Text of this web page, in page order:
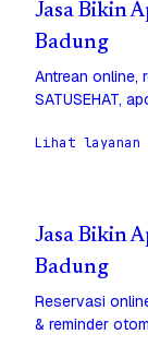
Jasa Bikin
Badung
Antrean online,
SATUSEHAT,
Lihat layanan
Jasa Bikin
Badung
Reservasi
& reminder